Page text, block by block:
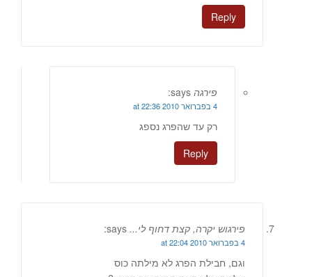
Reply
פירגה says:
4 בפברואר 2010 at 22:36
רק עד שהפרג נספג
Reply
פירגוש יקרה, קצת דחוף לי... says:
4 בפברואר 2010 at 22:04
וגם, חבילת הפרג לא מילתה כוס